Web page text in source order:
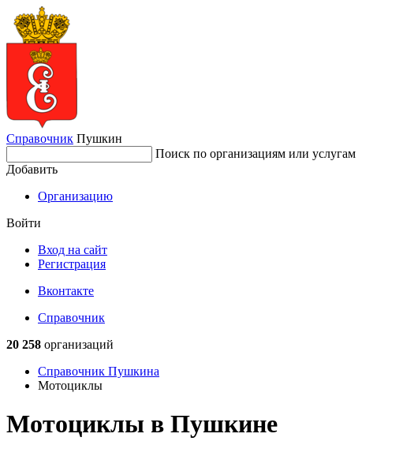
Справочник Пушкин
Поиск по организациям или услугам
Добавить
Организацию
Войти
Вход на сайт
Регистрация
Вконтакте
Справочник
20 258 организаций
Справочник Пушкина
Мотоциклы
Мотоциклы в Пушкине